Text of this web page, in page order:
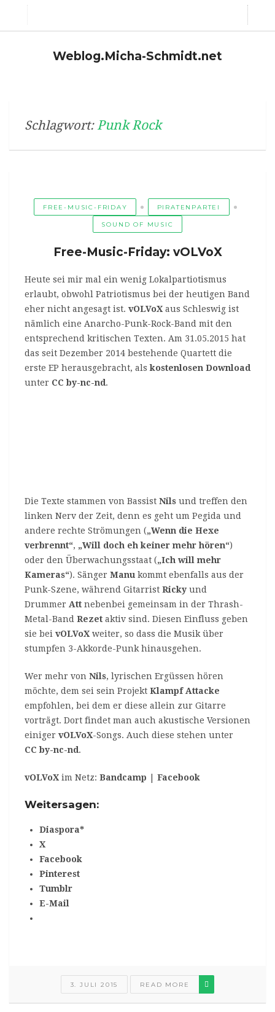
Weblog.Micha-Schmidt.net
Schlagwort: Punk Rock
FREE-MUSIC-FRIDAY PIRATENPARTEI
SOUND OF MUSIC
Free-Music-Friday: vOLVoX
Heute sei mir mal ein wenig Lokalpartiotismus
erlaubt, obwohl Patriotismus bei der heutigen Band
eher nicht angesagt ist. vOLVoX aus Schleswig ist
nämlich eine Anarcho-Punk-Rock-Band mit den
entsprechend kritischen Texten. Am 31.05.2015 hat
das seit Dezember 2014 bestehende Quartett die
erste EP herausgebracht, alskostenlosen Download
unter CC by-nc-nd.
Die Texte stammen von Bassist Nils und treffen den
linken Nerv der Zeit, denn es geht um Pegida und
andere rechte Strömungen („Wenn die Hexe
verbrennt“, „Will doch eh keiner mehr hören“)
oder den Überwachungsstaat („Ich will mehr
Kameras“). Sänger Manu kommt ebenfalls aus der
Punk-Szene, während Gitarrist Ricky und
Drummer Att nebenbei gemeinsam in der Thrash-
Metal-Band Rezet aktiv sind. Diesen Einfluss geben
sie bei vOLVoX weiter, so dass die Musik über
stumpfen 3-Akkorde-Punk hinausgehen.
Wer mehr von Nils‚ lyrischen Ergüssen hören
möchte, dem sei sein Projekt Klampf Attacke
empfohlen, bei dem er diese allein zur Gitarre
vorträgt. Dort findet man auch akustische Versionen
einiger vOLVoX-Songs. Auch diese stehen unter
CC by-nc-nd.
vOLVoX im Netz: Bandcamp Facebook
Weitersagen:
Diaspora*
X
Facebook
Pinterest
Tumblr
E-Mail
3. JULI 2015 READ MORE